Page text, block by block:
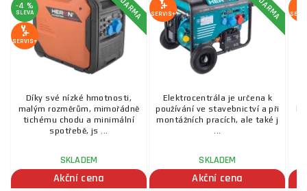
-4 %
SLEVA
SERVIS+
Díky své nízké hmotnosti,
malým rozměrům, mimořádně
tichému chodu a minimální
spotřebě, js ...
SKLADEM
Akční cena
SERVIS+
Elektrocentrála je určena k
používání ve stavebnictví a při
montážních pracích, ale také j
...
SKLADEM
Akční cena